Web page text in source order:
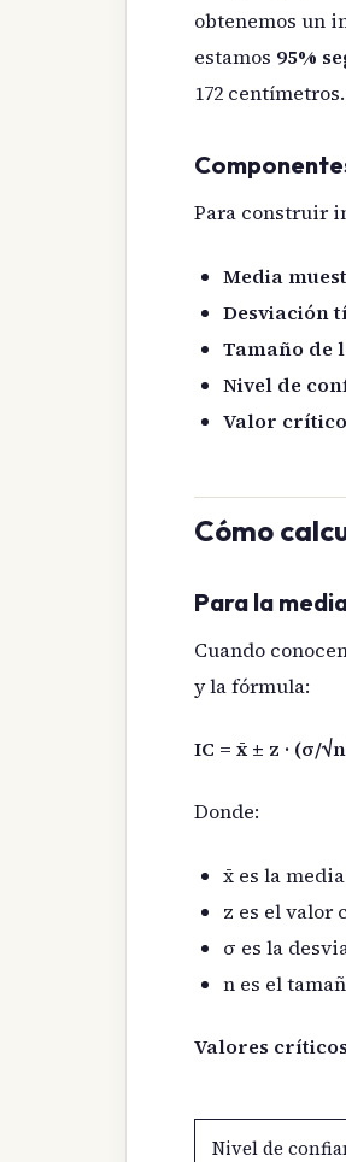
obtenemos un
estamos 95%
172 centímetros.
Para construir
Media
Desviación
Tamaño de
Nivel de
Valor
Cómo
Para la
Cuando
y la fórmula:
IC = x̄ ± z · (σ/
Donde:
x̄ es la
z es el valor
σ es la
n es el
Valores
Nivel de